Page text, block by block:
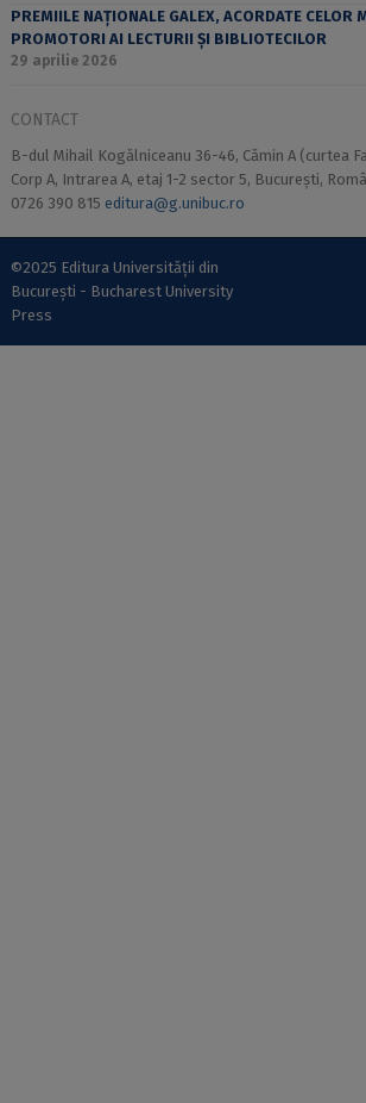
PREMIILE NAȚIONALE GALEX, ACORDATE CELOR
PROMOTORI AI LECTURII ȘI BIBLIOTECILOR
29 aprilie 2026
CONTACT
B-dul Mihail Kogălniceanu 36-46, Cămin A (curtea
Corp A, Intrarea A, etaj 1-2 sector 5, București,
0726 390 815 editura@g.unibuc.ro
©2025 Editura Universității din
București - Bucharest University
Press